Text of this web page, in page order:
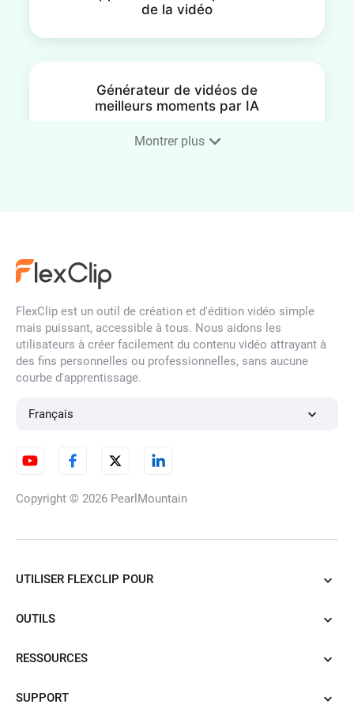
de la vidéo
Générateur de vidéos de
meilleurs moments par IA
Générateur de musique lofi
Montrer plus
FlexClip est un outil de création et d'édition vidéo simple
mais puissant, accessible à tous. Nous aidons les
utilisateurs à créer facilement du contenu vidéo attrayant à
des fins personnelles ou professionnelles, sans aucune
courbe d'apprentissage.
Français
Copyright © 2026 PearlMountain
UTILISER FLEXCLIP POUR
OUTILS
RESSOURCES
SUPPORT